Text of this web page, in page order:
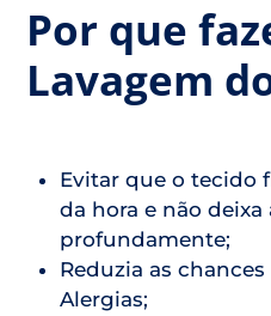
Por que
Lavagem
Evitar que o tecido
da hora e não
profundamente;
Reduzia as
Alergias;